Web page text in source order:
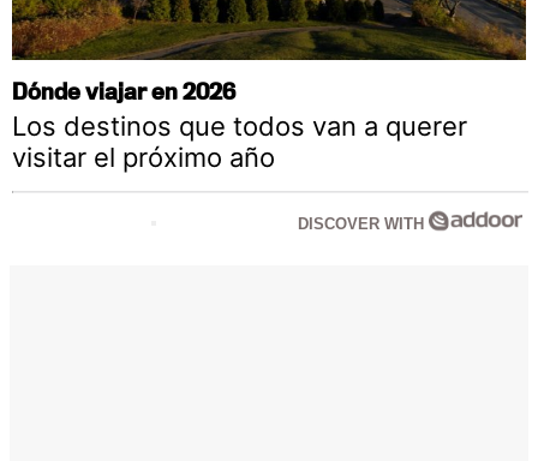
Dónde viajar en 2026
Los destinos que todos van a querer
visitar el próximo año
DISCOVER WITH